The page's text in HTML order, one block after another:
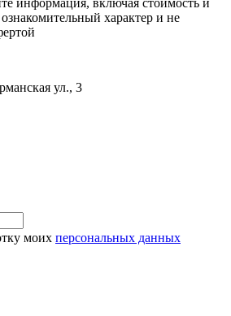
информация, включая стоимость и
характер и не
ул., 3
моих персональных данных